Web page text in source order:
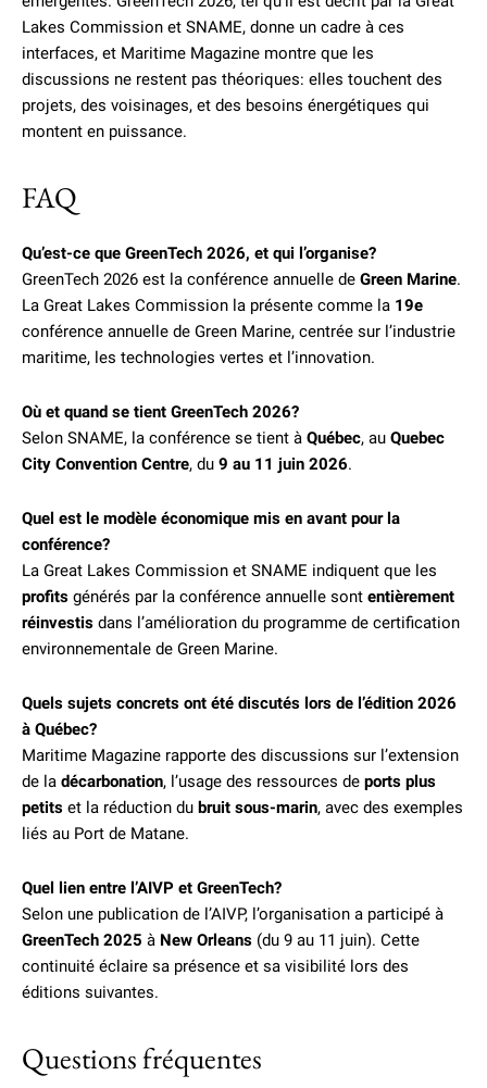
Lakes Commission et SNAME, donne un cadre à ces
interfaces, et Maritime Magazine montre que les
discussions ne restent pas théoriques: elles touchent des
projets, des voisinages, et des besoins énergétiques qui
montent en puissance.
FAQ
Qu’est-ce que GreenTech 2026, et qui l’organise?
GreenTech 2026 est la conférence annuelle de Green Marine.
La Great Lakes Commission la présente comme la 19e
conférence annuelle de Green Marine, centrée sur l’industrie
maritime, les technologies vertes et l’innovation.
Où et quand se tient GreenTech 2026?
Selon SNAME, la conférence se tient à Québec, au Quebec
City Convention Centre, du 9 au 11 juin 2026.
Quel est le modèle économique mis en avant pour la
conférence?
La Great Lakes Commission et SNAME indiquent que les
profits générés par la conférence annuelle sont entièrement
réinvestis dans l’amélioration du programme de certification
environnementale de Green Marine.
Quels sujets concrets ont été discutés lors de l’édition 2026
à Québec?
Maritime Magazine rapporte des discussions sur l’extension
de la décarbonation, l’usage des ressources de ports plus
petits et la réduction du bruit sous-marin, avec des exemples
liés au Port de Matane.
Quel lien entre l’AIVP et GreenTech?
Selon une publication de l’AIVP, l’organisation a participé à
GreenTech 2025 à New Orleans (du 9 au 11 juin). Cette
continuité éclaire sa présence et sa visibilité lors des
éditions suivantes.
Questions fréquentes